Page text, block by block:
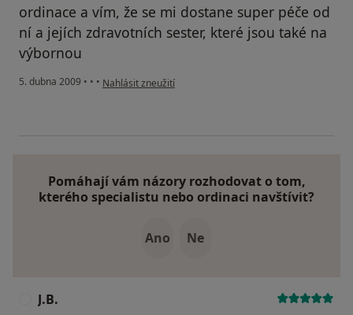
ordinace a vím, že se mi dostane super péče od
ní a jejích zdravotních sester, které jsou také na
výbornou
5. dubna 2009 • • • podle názoru uživatele Rosťa Špetl
Nahlásit zneužití
Pomáhají vám názory rozhodovat o tom,
kterého specialistu nebo ordinaci navštívit?
Ano Ne
J.B.